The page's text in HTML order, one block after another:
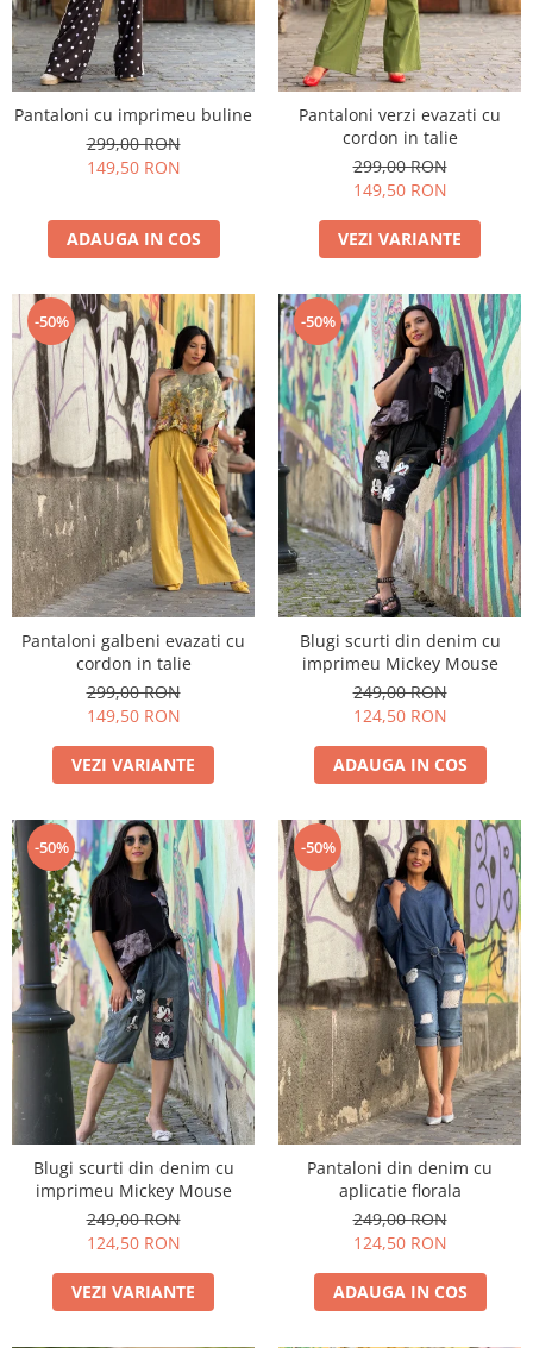
Pantaloni cu imprimeu buline
299,00 RON
149,50 RON
ADAUGA IN COS
Pantaloni verzi evazati cu
cordon in talie
299,00 RON
149,50 RON
VEZI VARIANTE
-50%
Pantaloni galbeni evazati cu
cordon in talie
299,00 RON
149,50 RON
VEZI VARIANTE
-50%
Blugi scurti din denim cu
imprimeu Mickey Mouse
249,00 RON
124,50 RON
ADAUGA IN COS
-50%
Blugi scurti din denim cu
imprimeu Mickey Mouse
249,00 RON
124,50 RON
VEZI VARIANTE
-50%
Pantaloni din denim cu
aplicatie florala
249,00 RON
124,50 RON
ADAUGA IN COS